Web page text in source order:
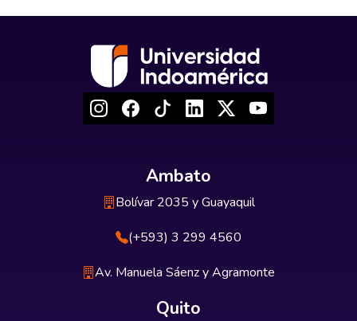
Ambato
Bolívar 2035 y Guayaquil
(+593) 3 299 4560
Av. Manuela Sáenz y Agramonte
Quito